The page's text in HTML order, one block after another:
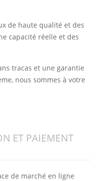
de haute qualité et des
capacité réelle et des
tracas et une garantie
nous sommes à votre
ET PAIEMENT
de marché en ligne